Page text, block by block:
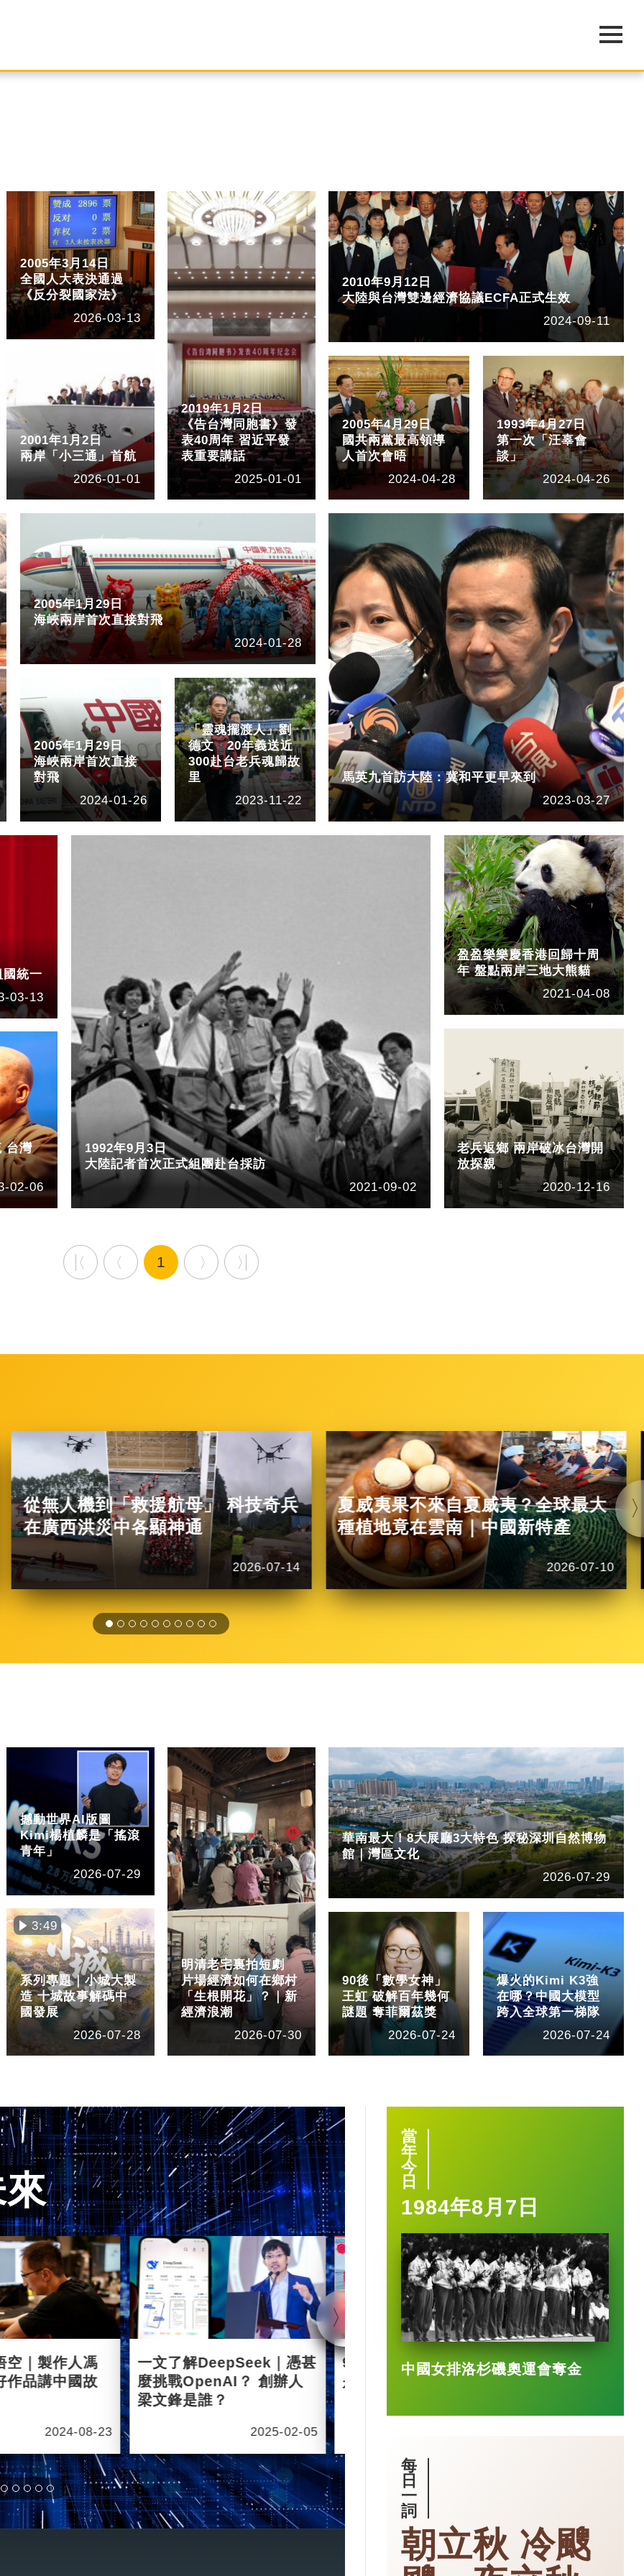
2005年3月14日
全國人大表決通過
《反分裂國家法》
2026-03-13
2001年1月2日
兩岸「小三通」首航
2026-01-01
2019年1月2日
《告台灣同胞書》發
表40周年 習近平發
表重要講話
2025-01-01
2010年9月12日
大陸與台灣雙邊經濟協議ECFA正式生效
2024-09-11
2005年4月29日
國共兩黨最高領導
人首次會晤
2024-04-28
1993年4月27日
第一次「汪辜會
談」
2024-04-26
2005年1月29日
海峽兩岸首次直接對飛
2024-01-28
2005年1月29日
海峽兩岸首次直接
對飛
2024-01-26
「靈魂擺渡人」劉
德文 20年義送近
300赴台老兵魂歸故
里
2023-11-22
馬英九首訪大陸：冀和平更早來到
2023-03-27
統一
03-13
台灣
02-06
1992年9月3日
大陸記者首次正式組團赴台採訪
2021-09-02
盈盈樂樂慶香港回歸十周
年 盤點兩岸三地大熊貓
2021-04-08
老兵返鄉 兩岸破冰台灣開
放探親
2020-12-16
1
從無人機到「救援航母」 科技奇兵
在廣西洪災中各顯神通
2026-07-14
夏威夷果不來自夏威夷？全球最大
種植地竟在雲南｜中國新特產
2026-07-10
撼動世界AI版圖
Kimi楊植麟是「搖滾
青年」
2026-07-29
3:49
系列專題｜小城大製
造 十城故事解碼中
國發展
2026-07-28
明清老宅裏拍短劇
片場經濟如何在鄉村
「生根開花」？｜新
經濟浪潮
2026-07-30
華南最大！8大展廳3大特色 探秘深圳自然博物
館｜灣區文化
2026-07-29
90後「數學女神」
王虹 破解百年幾何
謎題 奪菲爾茲獎
2026-07-24
爆火的Kimi K3強
在哪？中國大模型
跨入全球第一梯隊
2026-07-24
空｜製作人馮
作品講中國故
2024-08-23
一文了解DeepSeek｜憑甚
麼挑戰OpenAI？ 創辦人
梁文鋒是誰？
2025-02-05
90後王興興 「英語學渣」
是機械人天才
1:40
智慧城市｜杭
市大腦」 有
當
年
今
日
1984年8月7日
中國女排洛杉磯奧運會奪金
每
日
一
詞
朝立秋 冷颼